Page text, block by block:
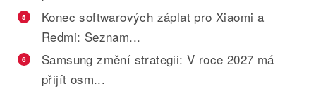
5
Konec softwarových záplat pro Xiaomi a
Redmi: Seznam...
6
Samsung změní strategii: V roce 2027 má
přijít osm...